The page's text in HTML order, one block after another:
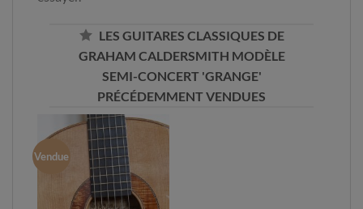
LES GUITARES CLASSIQUES DE
GRAHAM CALDERSMITH MODÈLE
SEMI-CONCERT 'GRANGE'
PRÉCÉDEMMENT VENDUES
Vendue